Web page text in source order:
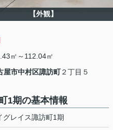
【外観】
㎡～112.04㎡
屋市中村区諏訪町２丁目５
1期の基本情報
グレイス諏訪町1期